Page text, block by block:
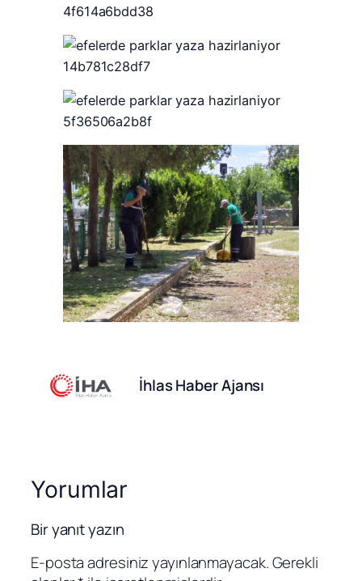
İhlas Haber Ajansı
Yorumlar
Bir yanıt yazın
E-posta adresiniz yayınlanmayacak.Gerekli